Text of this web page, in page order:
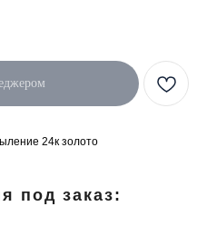
24к золото
под заказ: